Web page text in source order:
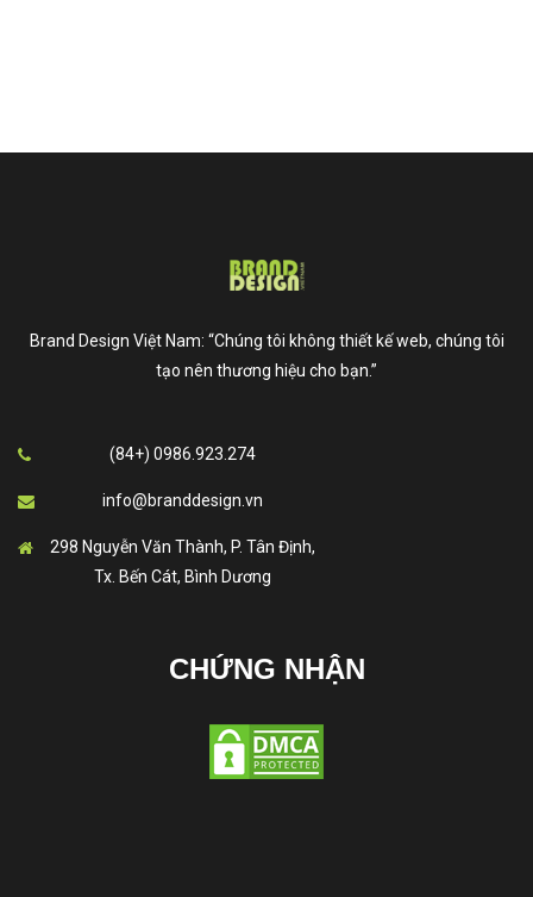
Brand Design Việt Nam: “Chúng tôi không thiết kế web, chúng tôi
tạo nên thương hiệu cho bạn.”
(84+) 0986.923.274
info@branddesign.vn
298 Nguyễn Văn Thành, P. Tân Định,
Tx. Bến Cát, Bình Dương
CHỨNG NHẬN